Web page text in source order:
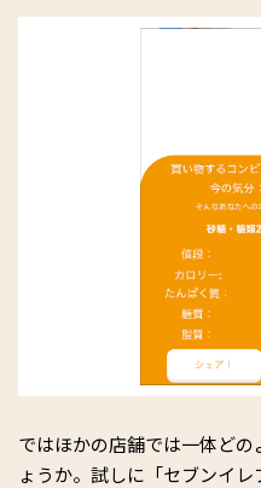
ではほかの店舗では一体ど
ょうか。試しに「セブンイ